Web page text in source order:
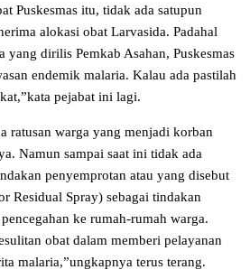
Puskesmas itu, tidak ada satupun
alokasi obat Larvasida. Padahal
yang dirilis Pemkab Asahan, Puskesmas
endemik malaria. Kalau ada pastilah
pejabat ini lagi.
ratusan warga yang menjadi korban
Namun sampai saat ini tidak ada
penyemprotan atau yang disebut
Residual Spray) sebagai tindakan
ke rumah-rumah warga.
obat dalam memberi pelayanan
malaria,”ungkapnya terus terang.